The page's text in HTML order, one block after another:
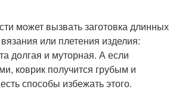
может вызвать заготовка длинных
или плетения изделия:
долгая и муторная. А если
коврик получится грубым и
способы избежать этого.